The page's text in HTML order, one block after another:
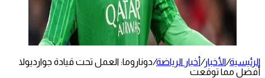
الرئيسية/الأخبار/أخبار الرياضة/دوناروما: العمل تحت قيادة جوارديولا
أفضل مما توقعت